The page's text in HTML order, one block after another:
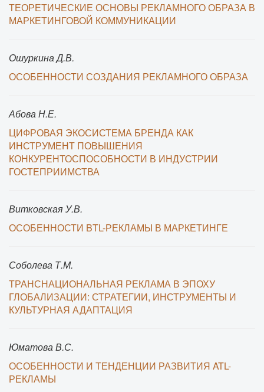
ТЕОРЕТИЧЕСКИЕ ОСНОВЫ РЕКЛАМНОГО ОБРАЗА В
МАРКЕТИНГОВОЙ КОММУНИКАЦИИ
Ошуркина Д.В.
ОСОБЕННОСТИ СОЗДАНИЯ РЕКЛАМНОГО ОБРАЗА
Абова Н.Е.
ЦИФРОВАЯ ЭКОСИСТЕМА БРЕНДА КАК
ИНСТРУМЕНТ ПОВЫШЕНИЯ
КОНКУРЕНТОСПОСОБНОСТИ В ИНДУСТРИИ
ГОСТЕПРИИМСТВА
Витковская У.В.
ОСОБЕННОСТИ BTL-РЕКЛАМЫ В МАРКЕТИНГЕ
Соболева Т.М.
ТРАНСНАЦИОНАЛЬНАЯ РЕКЛАМА В ЭПОХУ
ГЛОБАЛИЗАЦИИ: СТРАТЕГИИ, ИНСТРУМЕНТЫ И
КУЛЬТУРНАЯ АДАПТАЦИЯ
Юматова В.С.
ОСОБЕННОСТИ И ТЕНДЕНЦИИ РАЗВИТИЯ ATL-
РЕКЛАМЫ